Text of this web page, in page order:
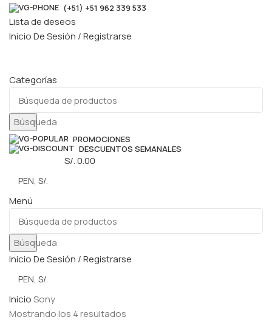
(+51) +51 962 339 533
Lista de deseos
Inicio De Sesión / Registrarse
Categorías
Búsqueda
PROMOCIONES
DESCUENTOS SEMANALES
S/.0.00
Menú
Búsqueda
Inicio De Sesión / Registrarse
InicioSony
Mostrando los 4 resultados